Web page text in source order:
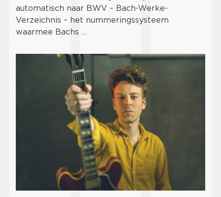
automatisch naar BWV – Bach-Werke-
Verzeichnis – het nummeringssysteem
waarmee Bachs …